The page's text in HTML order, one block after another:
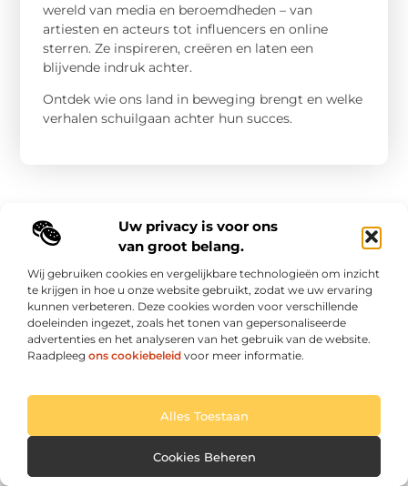
Uw privacy is voor ons
van groot belang.
Wij gebruiken cookies en vergelijkbare technologieën om inzicht
te krijgen in hoe u onze website gebruikt, zodat we uw ervaring
kunnen verbeteren. Deze cookies worden voor verschillende
doeleinden ingezet, zoals het tonen van gepersonaliseerde
advertenties en het analyseren van het gebruik van de website.
Raadpleeg ons cookiebeleid voor meer informatie.
Alles Toestaan
Cookies Beheren
wereld van media en beroemdheden – van
artiesten en acteurs tot influencers en online
sterren. Ze inspireren, creëren en laten een
blijvende indruk achter.
Ontdek wie ons land in beweging brengt en welke
verhalen schuilgaan achter hun succes.
Main Links
Elke dag een sprankel inspiratie op letroumaulin.be
Praktisch, persoonlijk en positief.
Cookiebeleid (EU)